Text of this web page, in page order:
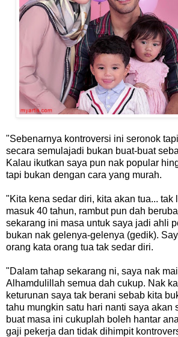
"Sebenarnya kontroversi ini seronok
secara semulajadi bukan buat-buat
Kalau ikutkan saya pun nak popular
tapi bukan dengan cara yang murah.
"Kita kena sedar diri, kita akan tua... tak
masuk 40 tahun, rambut pun dah
sekarang ini masa untuk saya jadi ahli
bukan nak gelenya-gelenya (gedik).
orang kata orang tua tak sedar diri.
"Dalam tahap sekarang ni, saya nak
Alhamdulillah semua dah cukup. Nak
keturunan saya tak berani sebab kita
tahu mungkin satu hari nanti saya akan
buat masa ini cukuplah boleh hantar
gaji pekerja dan tidak dihimpit